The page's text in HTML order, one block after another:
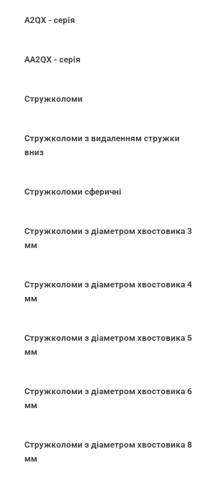
A2QX - серія
AA2QX - серія
Стружколоми
Стружколоми з видаленням стружки
вниз
Стружколоми сферичні
Стружколоми з діаметром хвостовика 3
мм
Стружколоми з діаметром хвостовика 4
мм
Стружколоми з діаметром хвостовика 5
мм
Стружколоми з діаметром хвостовика 6
мм
Стружколоми з діаметром хвостовика 8
мм